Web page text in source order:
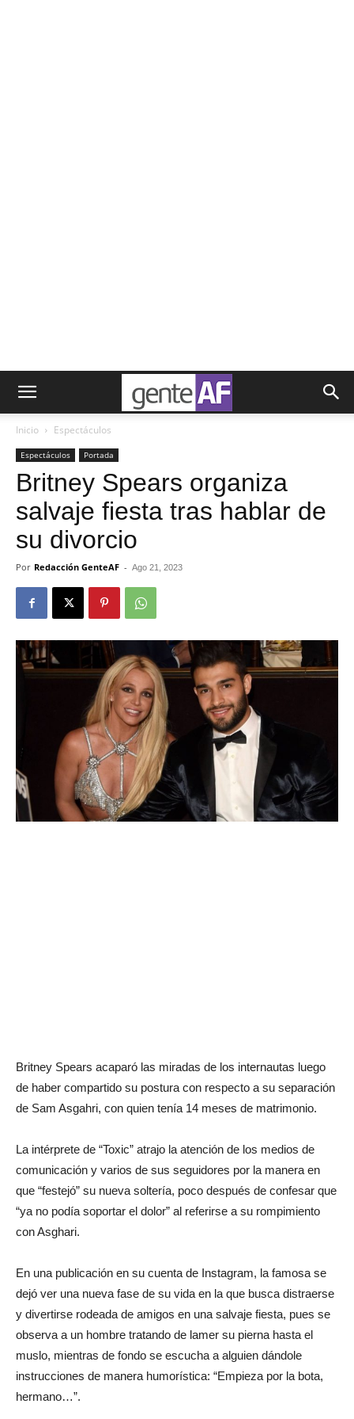
Inicio Espectáculos
Espectáculos Portada
Britney Spears organiza
salvaje fiesta tras hablar de
su divorcio
Por Redacción GenteAF - Ago 21, 2023
Britney Spears acaparó las miradas de los internautas luego
de haber compartido su postura con respecto a su separación
de Sam Asgahri, con quien tenía 14 meses de matrimonio.
La intérprete de “Toxic” atrajo la atención de los medios de
comunicación y varios de sus seguidores por la manera en
que “festejó” su nueva soltería, poco después de confesar que
“ya no podía soportar el dolor” al referirse a su rompimiento
con Asghari.
En una publicación en su cuenta de Instagram, la famosa se
dejó ver una nueva fase de su vida en la que busca distraerse
y divertirse rodeada de amigos en una salvaje fiesta, pues se
observa a un hombre tratando de lamer su pierna hasta el
muslo, mientras de fondo se escucha a alguien dándole
instrucciones de manera humorística: “Empieza por la bota,
hermano…”.